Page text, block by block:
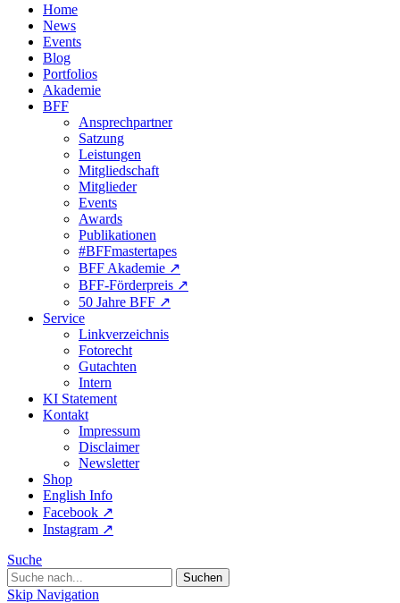
Home
News
Events
Blog
Portfolios
Akademie
BFF
Ansprechpartner
Satzung
Leistungen
Mitgliedschaft
Mitglieder
Events
Awards
Publikationen
#BFFmastertapes
BFF Akademie ↗︎
BFF-Förderpreis ↗︎
50 Jahre BFF ↗︎
Service
Linkverzeichnis
Fotorecht
Gutachten
Intern
KI Statement
Kontakt
Impressum
Disclaimer
Newsletter
Shop
English Info
Facebook ↗︎
Instagram ↗︎
Suche
Skip Navigation